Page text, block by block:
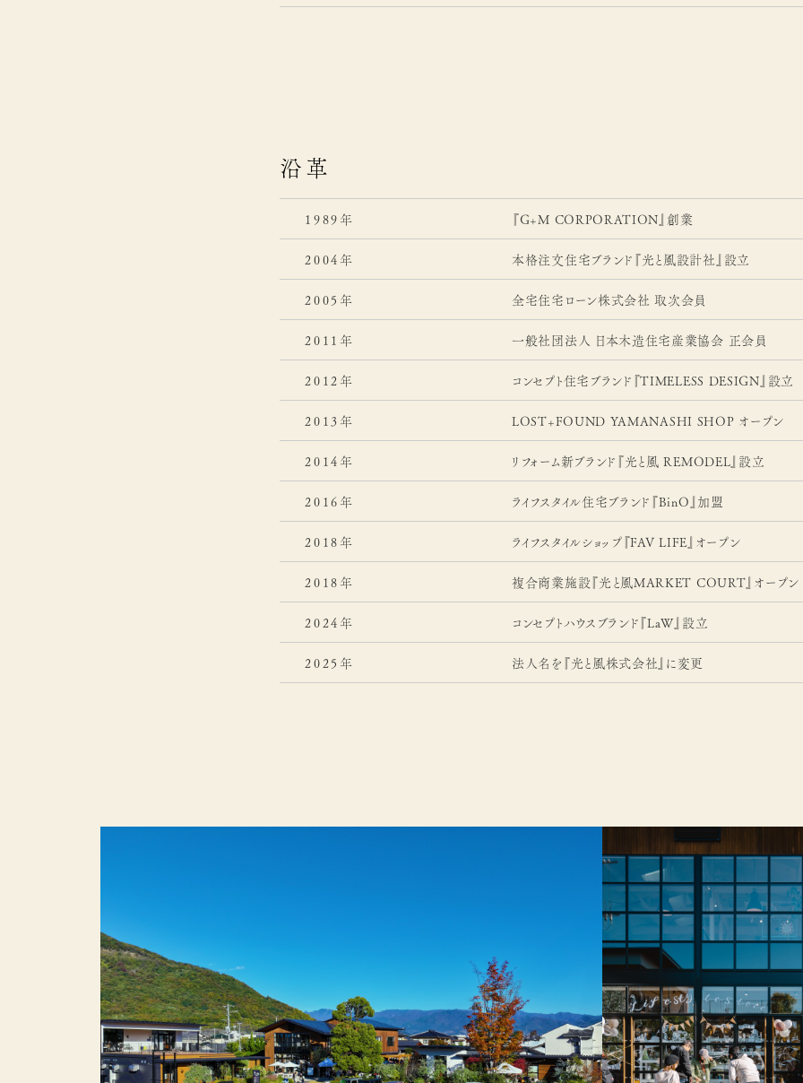
沿革
1989年 『G+M CORPORATION』創業
2004年 本格注文住宅ブランド『光と風設計社』設立
2005年 全宅住宅ローン株式会社 取次会員
2011年 一般社団法人 日本木造住宅産業協会 正会員
2012年 コンセプト住宅ブランド『TIMELESS DESIGN』設立
2013年 LOST+FOUND YAMANASHI SHOP オープン
2014年 リフォーム新ブランド『光と風 REMODEL』設立
2016年 ライフスタイル住宅ブランド『BinO』加盟
2018年 ライフスタイルショップ『FAV LIFE』オープン
2018年 複合商業施設『光と風MARKET COURT』オープン
2024年 コンセプトハウスブランド『LaW』設立
2025年 法人名を『光と風株式会社』に変更